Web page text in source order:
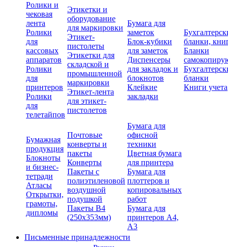
Ролики и
чековая
лента
Ролики
для
кассовых
аппаратов
Ролики
для
принтеров
Ролики
для
телетайпов
Этикетки и
оборудование
для маркировки
Этикет-
пистолеты
Этикетки для
складской и
промышленной
маркировки
Этикет-лента
для этикет-
пистолетов
Бумага для
заметок
Блок-кубики
для заметок
Диспенсеры
для закладок и
блокнотов
Клейкие
закладки
бланки,
Бланки
бланки
Книги учета
Бумажная
продукция
Блокноты
и бизнес-
тетради
Атласы
Открытки,
грамоты,
дипломы
Почтовые
конверты и
пакеты
Конверты
Пакеты с
полиэтиленовой
воздушной
подушкой
Пакеты В4
(250х353мм)
Бумага для
офисной
техники
Цветная бумага
для принтера
Бумага для
плоттеров и
копировальных
работ
Бумага для
принтеров А4,
А3
Письменные принадлежности